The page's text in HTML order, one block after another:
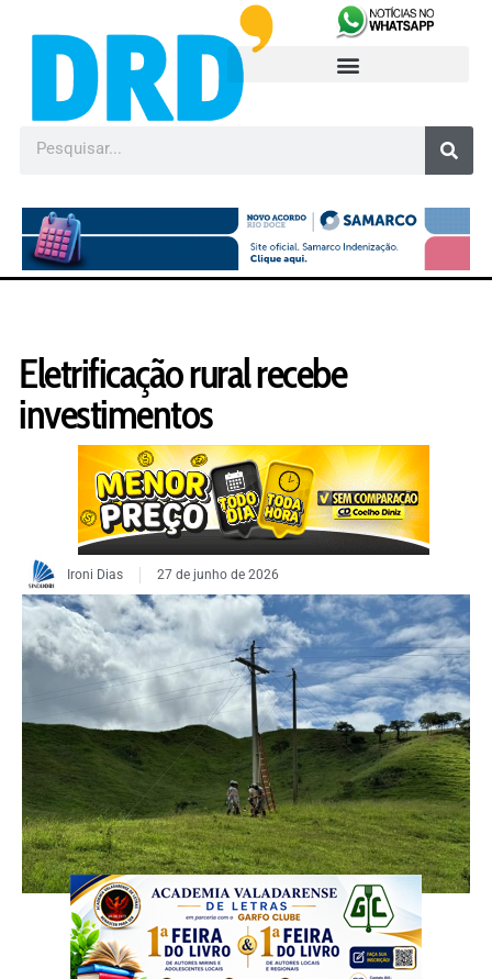
Eletrificação rural recebe
investimentos
Ironi Dias 27 de junho de 2026